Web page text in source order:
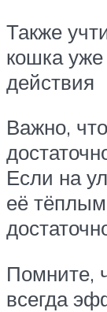
Также
кошка уже
действия
Важно,
Если на
её
Помните,
всегда